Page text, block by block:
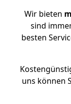
Wir bieten
sind
besten
uns können